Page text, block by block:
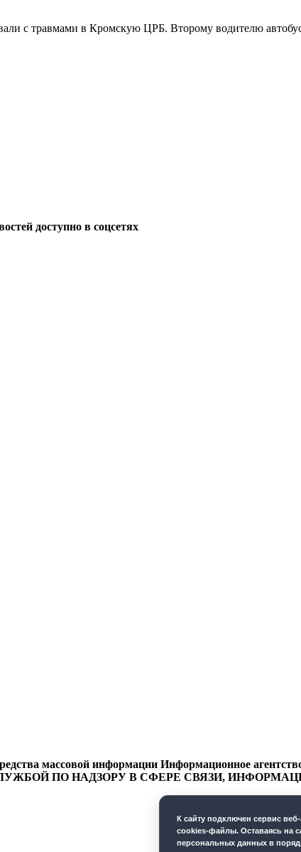
с травмами в Кромскую ЦРБ. Второму водителю
доступно в соцсетях
массовой информации Информационное
СЛУЖБОЙ ПО НАДЗОРУ В СФЕРЕ СВЯЗИ,
К cайту подключен сервис
cookies-файлы. Оставаясь на
персональных данных в